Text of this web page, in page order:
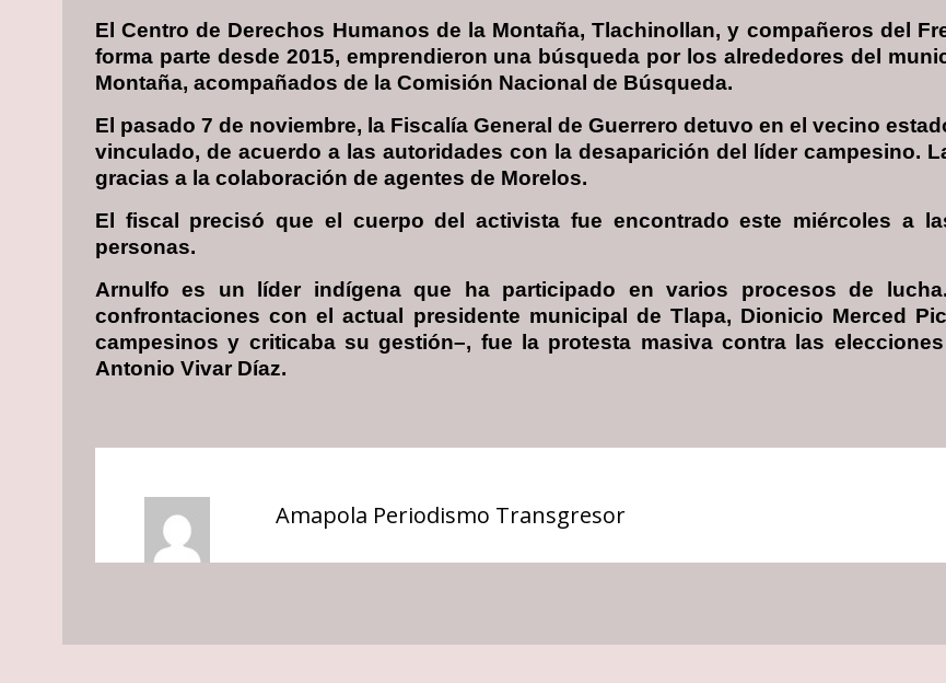
El Centro de Derechos Humanos de la Montaña, Tlachinollan, y compañeros del
forma parte desde 2015, emprendieron una búsqueda por los alrededores del
Montaña, acompañados de la Comisión Nacional de Búsqueda.
El pasado 7 de noviembre, la Fiscalía General de Guerrero detuvo en el vecino
vinculado, de acuerdo a las autoridades con la desaparición del líder campesino.
gracias a la colaboración de agentes de Morelos.
El fiscal precisó que el cuerpo del activista fue encontrado este miércoles a
personas.
Arnulfo es un líder indígena que ha participado en varios procesos de
confrontaciones con el actual presidente municipal de Tlapa, Dionicio Merced
campesinos y criticaba su gestión–, fue la protesta masiva contra las
Antonio Vivar Díaz.
Amapola Periodismo Transgresor